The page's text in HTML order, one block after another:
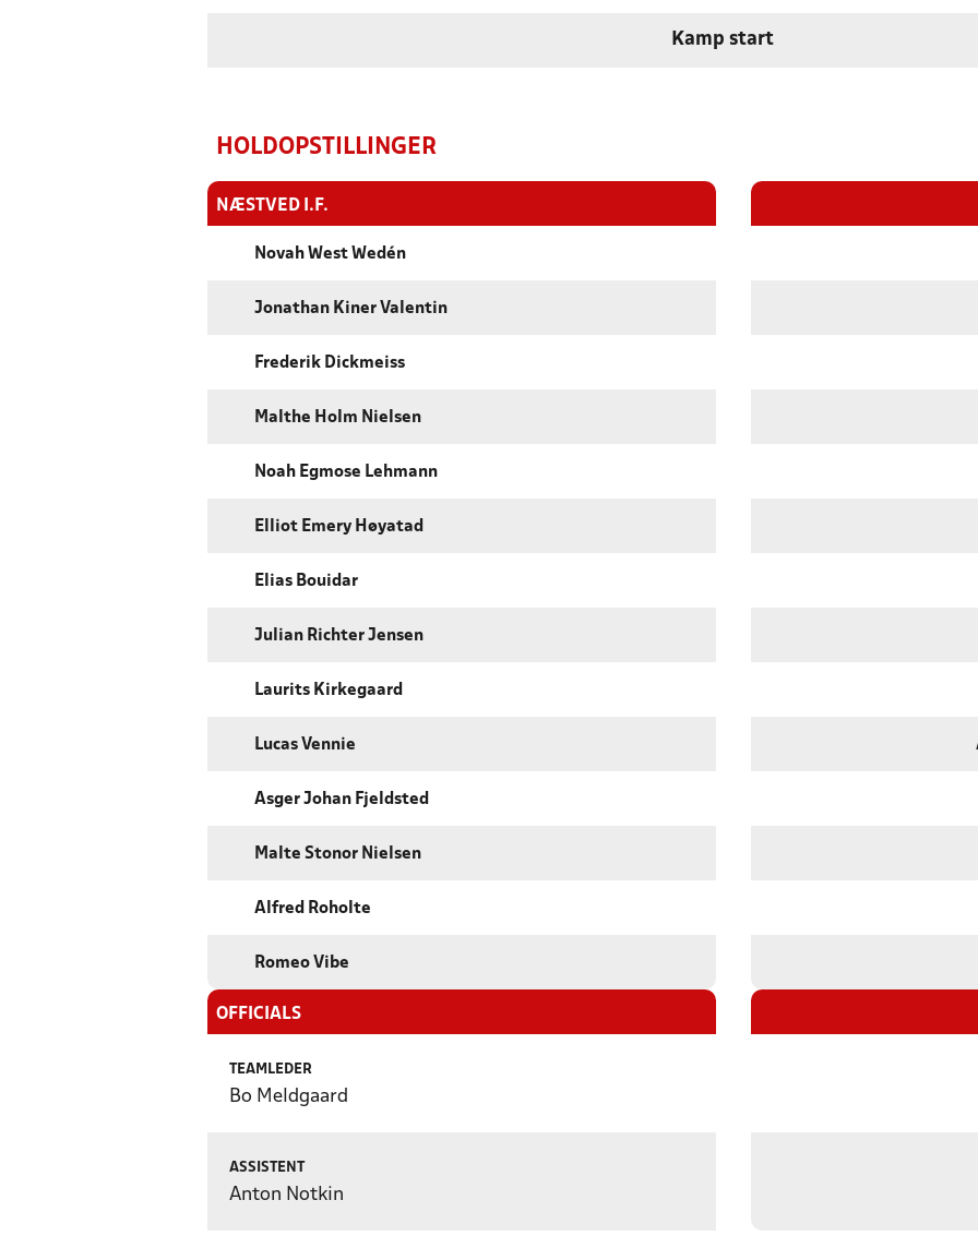
Kamp start
HOLDOPSTILLINGER
NÆSTVED I.F.
Novah West Wedén
Jonathan Kiner Valentin
Frederik Dickmeiss
Malthe Holm Nielsen
Noah Egmose Lehmann
Elliot Emery Høyatad
Elias Bouidar
Julian Richter Jensen
Laurits Kirkegaard
Lucas Vennie
Asger Johan Fjeldsted
Malte Stonor Nielsen
Alfred Roholte
Romeo Vibe
OFFICIALS
TEAMLEDER
Bo Meldgaard
ASSISTENT
Anton Notkin